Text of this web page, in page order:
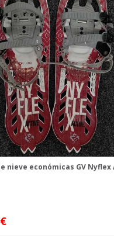
nieve económicas GV Nyflex